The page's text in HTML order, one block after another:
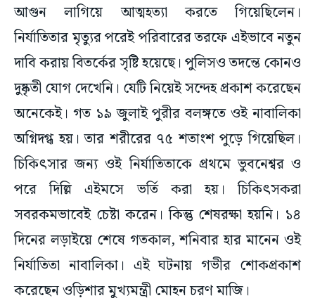
আগুন লাগিয়ে আত্মহত্যা করতে গিয়েছিলেন।
নির্যাতিতার মৃত্যুর পরেই পরিবারের তরফে এইভাবে নতুন
দাবি করায় বিতর্কের সৃষ্টি হয়েছে। পুলিসও তদন্তে কোনও
দুষ্কৃতী যোগ দেখেনি। যেটি নিয়েই সন্দেহ প্রকাশ করেছেন
অনেকেই। গত ১৯ জুলাই পুরীর বলঙ্গতে ওই নাবালিকা
অগ্নিদগ্ধ হয়। তার শরীরের ৭৫ শতাংশ পুড়ে গিয়েছিল।
চিকিৎসার জন্য ওই নির্যাতিতাকে প্রথমে ভুবনেশ্বর ও
পরে দিল্লি এইমসে ভর্তি করা হয়। চিকিৎসকরা
সবরকমভাবেই চেষ্টা করেন। কিন্তু শেষরক্ষা হয়নি। ১৪
দিনের লড়াইয়ে শেষে গতকাল, শনিবার হার মানেন ওই
নির্যাতিতা নাবালিকা। এই ঘটনায় গভীর শোকপ্রকাশ
করেছেন ওড়িশার মুখ্যমন্ত্রী মোহন চরণ মাজি।